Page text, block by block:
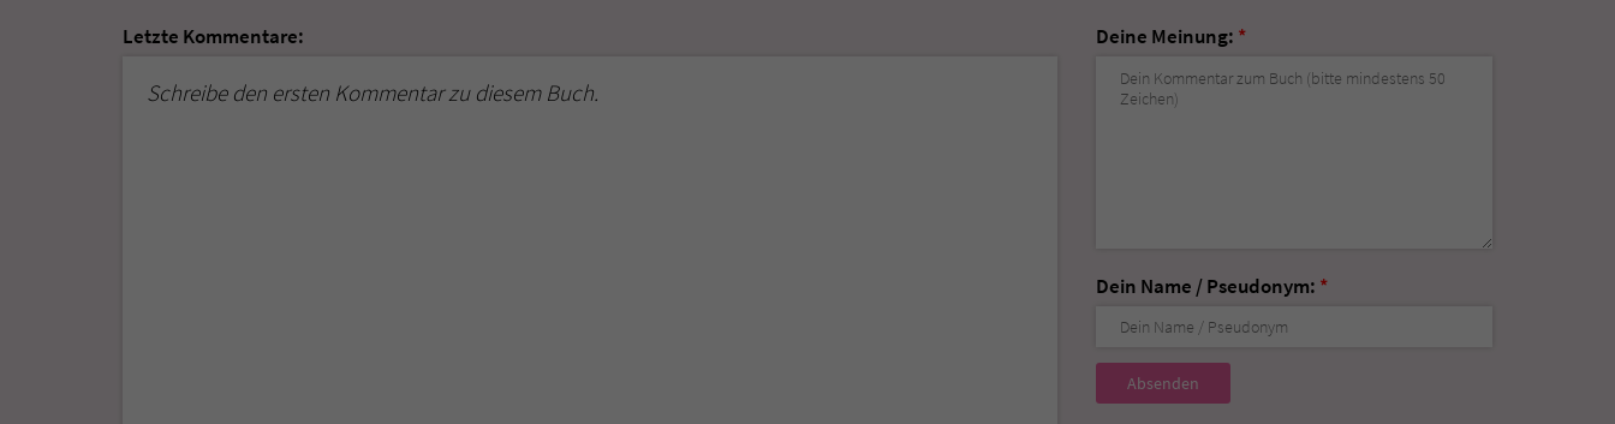
Letzte Kommentare:
Schreibe den ersten Kommentar zu diesem Buch.
Deine Meinung: *
Dein Name / Pseudonym: *
Nicht
ausfüllen!